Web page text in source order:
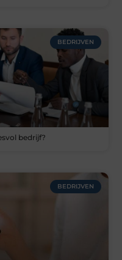
BEDRIJVEN
bedrijf?
BEDRIJVEN